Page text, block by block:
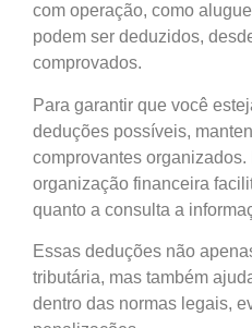
com operação, como
podem ser deduzidos,
comprovados.
Para garantir que você
deduções possíveis,
comprovantes organizados.
organização financeira
quanto a consulta a
Essas deduções não
tributária, mas também
dentro das normas legais,